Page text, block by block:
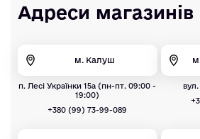
Адреси магазинів
м. Калуш
п. Лесі Українки 15а (пн-пт. 09:00 -
19:00)
+380 (99) 73-99-089